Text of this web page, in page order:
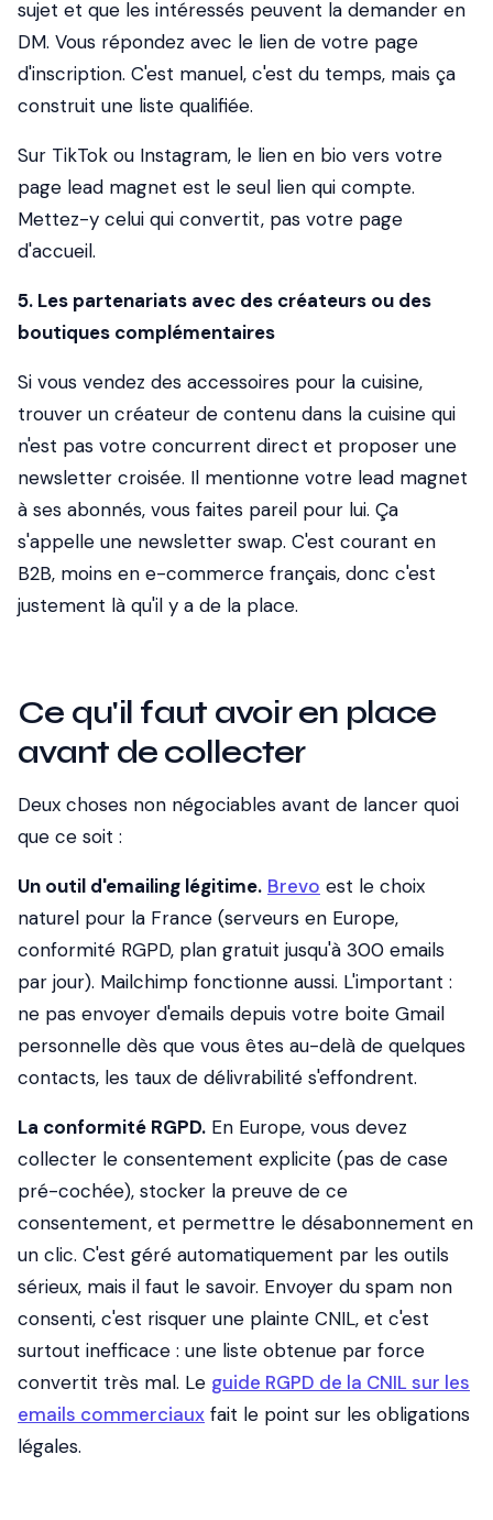
sujet et que les intéressés peuvent la demander en
DM. Vous répondez avec le lien de votre page
d'inscription. C'est manuel, c'est du temps, mais ça
construit une liste qualifiée.
Sur TikTok ou Instagram, le lien en bio vers votre
page lead magnet est le seul lien qui compte.
Mettez-y celui qui convertit, pas votre page
d'accueil.
5. Les partenariats avec des créateurs ou des
boutiques complémentaires
Si vous vendez des accessoires pour la cuisine,
trouver un créateur de contenu dans la cuisine qui
n'est pas votre concurrent direct et proposer une
newsletter croisée. Il mentionne votre lead magnet
à ses abonnés, vous faites pareil pour lui. Ça
s'appelle une newsletter swap. C'est courant en
B2B, moins en e-commerce français, donc c'est
justement là qu'il y a de la place.
Ce qu'il faut avoir en place
avant de collecter
Deux choses non négociables avant de lancer quoi
que ce soit :
Un outil d'emailing légitime. Brevo est le choix
naturel pour la France (serveurs en Europe,
conformité RGPD, plan gratuit jusqu'à 300 emails
par jour). Mailchimp fonctionne aussi. L'important :
ne pas envoyer d'emails depuis votre boite Gmail
personnelle dès que vous êtes au-delà de quelques
contacts, les taux de délivrabilité s'effondrent.
La conformité RGPD. En Europe, vous devez
collecter le consentement explicite (pas de case
pré-cochée), stocker la preuve de ce
consentement, et permettre le désabonnement en
un clic. C'est géré automatiquement par les outils
sérieux, mais il faut le savoir. Envoyer du spam non
consenti, c'est risquer une plainte CNIL, et c'est
surtout inefficace : une liste obtenue par force
convertit très mal. Le guide RGPD de la CNIL sur les
emails commerciaux fait le point sur les obligations
légales.